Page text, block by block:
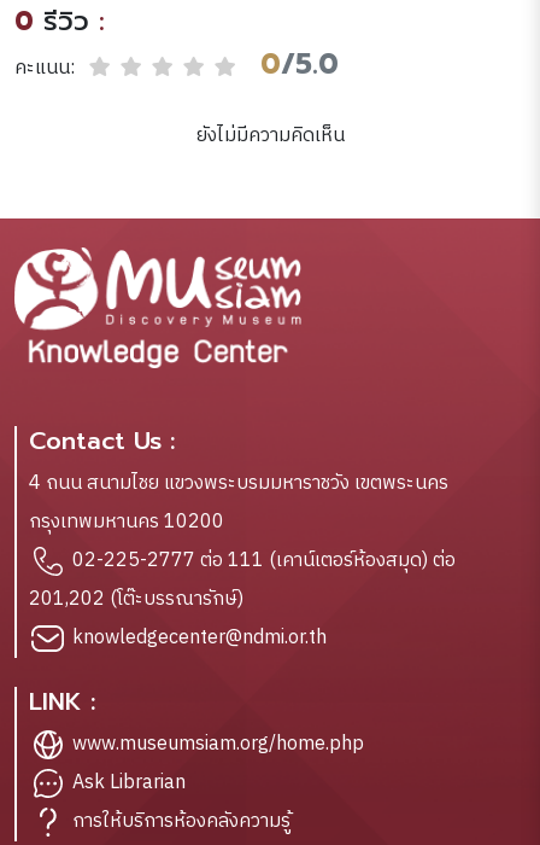
0 รีวิว :
คะแนน: 0/5.0
ยังไม่มีความคิดเห็น
Contact Us :
4 ถนน สนามไชย แขวงพระบรมมหาราชวัง เขตพระนคร
กรุงเทพมหานคร 10200
02-225-2777 ต่อ 111 (เคาน์เตอร์ห้องสมุด) ต่อ
201,202 (โต๊ะบรรณารักษ์)
knowledgecenter@ndmi.or.th
LINK :
www.museumsiam.org/home.php
Ask Librarian
การให้บริการห้องคลังความรู้